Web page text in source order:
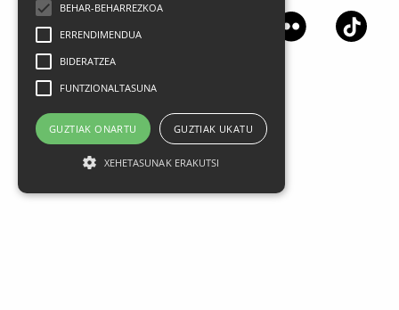
BEHAR-BEHARREZKOA
ERRENDIMENDUA
BIDERATZEA
FUNTZIONALTASUNA
GUZTIAK ONARTU GUZTIAK UKATU
XEHETASUNAK ERAKUTSI